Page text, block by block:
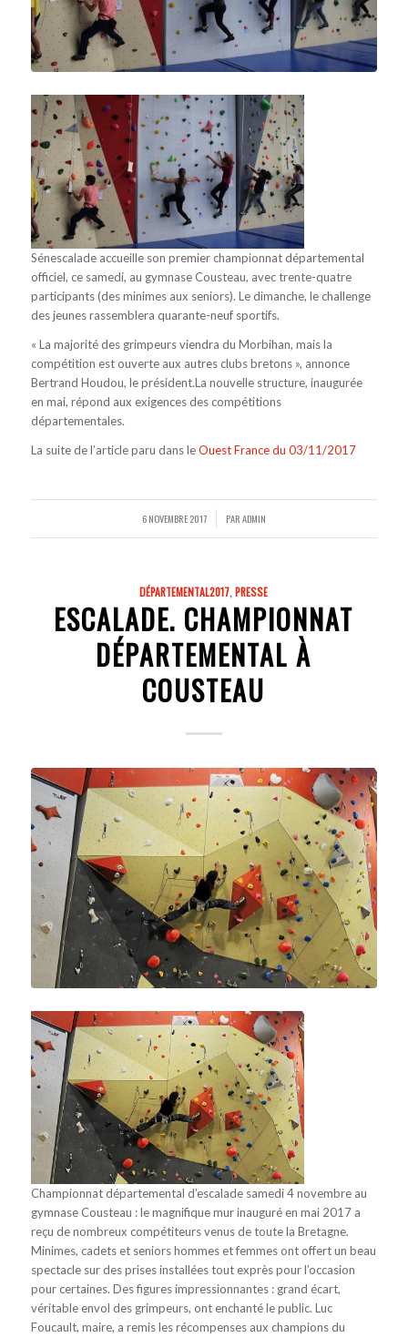
Sénescalade accueille son premier championnat départemental
officiel, ce samedi, au gymnase Cousteau, avec trente-quatre
participants (des minimes aux seniors). Le dimanche, le challenge
des jeunes rassemblera quarante-neuf sportifs.
« La majorité des grimpeurs viendra du Morbihan, mais la
compétition est ouverte aux autres clubs bretons », annonce
Bertrand Houdou, le président.La nouvelle structure, inaugurée
en mai, répond aux exigences des compétitions
départementales.
La suite de l’article paru dans leOuest France du 03/11/2017
6 NOVEMBRE 2017
/ PARADMIN
DÉPARTEMENTAL2017,PRESSE
ESCALADE. CHAMPIONNAT
DÉPARTEMENTAL À
COUSTEAU
Championnat départemental d’escalade samedi 4 novembre au
gymnase Cousteau : le magnifique mur inauguré en mai 2017 a
reçu de nombreux compétiteurs venus de toute la Bretagne.
Minimes, cadets et seniors hommes et femmes ont offert un beau
spectacle sur des prises installées tout exprès pour l’occasion
pour certaines. Des figures impressionnantes : grand écart,
véritable envol des grimpeurs, ont enchanté le public. Luc
Foucault, maire, a remis les récompenses aux champions du